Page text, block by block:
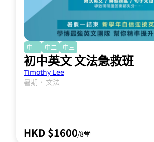
中一 中二 中三
初中英文 文法急救班
Timothy Lee
暑期 ． 文法
HKD $1600/8堂